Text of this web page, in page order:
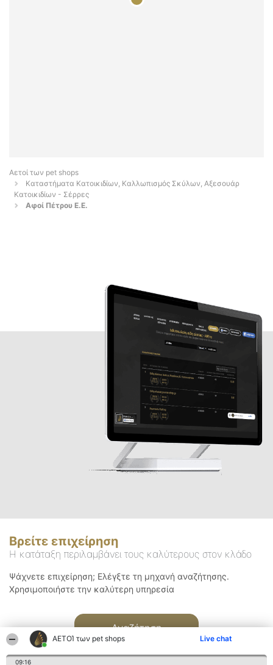
ΑΕΤΟΊ των pet shops Live chat
09:16
Αετοί των pet shops
Καταστήματα Κατοικιδίων, Καλλωπισμός Σκύλων, Αξεσουάρ
Κατοικιδίων - Σέρρες
Αφοί Πέτρου Ε.Ε.
Βρείτε επιχείρηση
Η κατάταξη περιλαμβάνει τους καλύτερους στον κλάδο
Ψάχνετε επιχείρηση; Ελέγξτε τη μηχανή αναζήτησης.
Χρησιμοποιήστε την καλύτερη υπηρεσία
Αναζήτηση